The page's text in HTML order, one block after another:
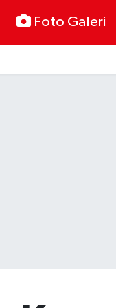
Foto Galeri